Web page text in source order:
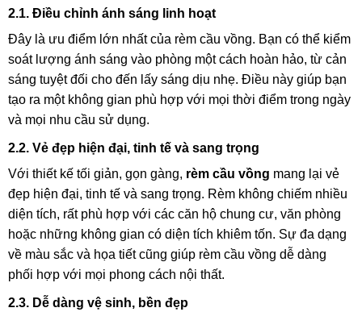
2.1. Điều chỉnh ánh sáng linh hoạt
Đây là ưu điểm lớn nhất của rèm cầu vồng. Bạn có thể kiểm
soát lượng ánh sáng vào phòng một cách hoàn hảo, từ cản
sáng tuyệt đối cho đến lấy sáng dịu nhẹ. Điều này giúp bạn
tạo ra một không gian phù hợp với mọi thời điểm trong ngày
và mọi nhu cầu sử dụng.
2.2. Vẻ đẹp hiện đại, tinh tế và sang trọng
Với thiết kế tối giản, gọn gàng, rèm cầu vồng mang lại vẻ
đẹp hiện đại, tinh tế và sang trọng. Rèm không chiếm nhiều
diện tích, rất phù hợp với các căn hộ chung cư, văn phòng
hoặc những không gian có diện tích khiêm tốn. Sự đa dạng
về màu sắc và họa tiết cũng giúp rèm cầu vồng dễ dàng
phối hợp với mọi phong cách nội thất.
2.3. Dễ dàng vệ sinh, bền đẹp